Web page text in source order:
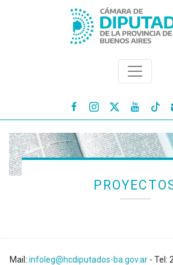
 
Mail: infoleg@hcdiputados-ba.gov.ar - Tel: